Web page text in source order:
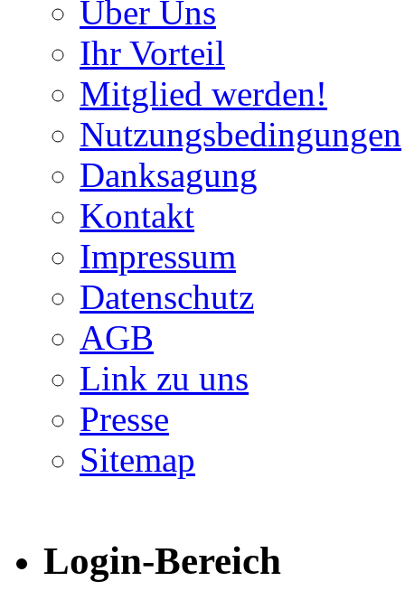
Über Uns
Ihr Vorteil
Mitglied werden!
Nutzungsbedingungen
Danksagung
Kontakt
Impressum
Datenschutz
AGB
Link zu uns
Presse
Sitemap
Login-Bereich